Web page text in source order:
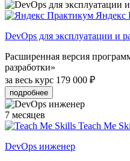
Яндекс
DevOps для эксплуатации и
Расширенная версия
разработки»
за весь курс 179 000 ₽
подробнее
7 месяцев
Teach Me
DevOps инженер